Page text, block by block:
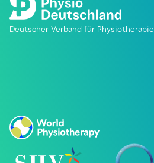
Deutscher Verband für Physiotherapie